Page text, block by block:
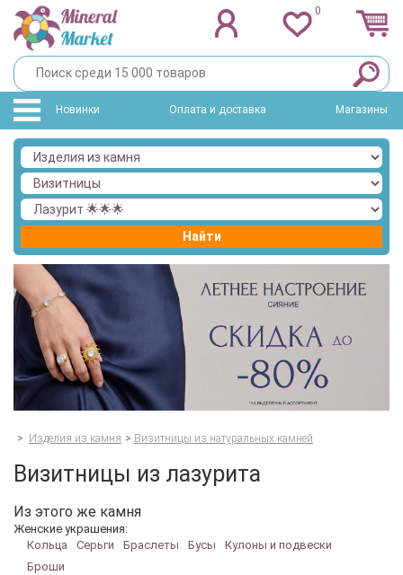
0
Новинки Оплата и доставка Магазины
Найти
> Изделия из камня > Визитницы из натуральных камней
Визитницы из лазурита
Из этого же камня
Женские украшения:
Кольца
Серьги Браслеты Бусы
Кулоны и подвески
Броши